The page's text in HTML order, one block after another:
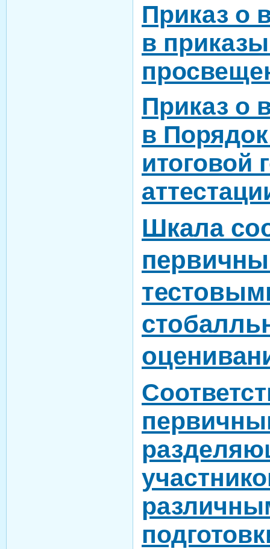
Приказ о
в
Приказ о
в
итоговой
Шкала